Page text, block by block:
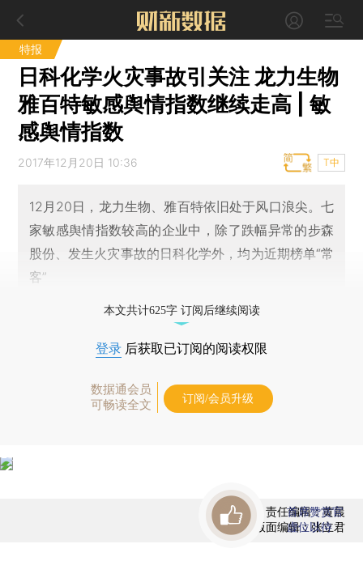
特报
日科化学火灾事故引关注 龙力生物
雅百特敏感舆情指数继续走高 | 敏
感舆情指数
2017年12月20日 10:36 T中
12月20日，龙力生物、雅百特依旧处于风口浪尖。七
家敏感舆情指数较高的企业中，除了跌幅异常的步森
股份、发生火灾事故的日科化学外，均为近期榜单“常
客”
本文共计625字 订阅后继续阅读
登录 后获取已订阅的阅读权限
数据通会员
可畅读全文
订阅/会员升级
责任编辑：黄晨
版面编辑：张立君
首席赞赏官
虚位以待